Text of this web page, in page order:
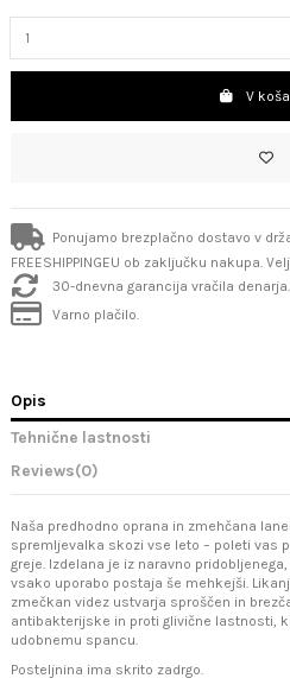
V
Ponujamo brezplačno dostavo v
FREESHIPPINGEU ob zaključku nakupa.
30-dnevna garancija vračila denarja.
Varno plačilo.
Opis
Tehnične lastnosti
Reviews(0)
Naša predhodno oprana in zmehčana
spremljevalka skozi vse leto – poleti vas
greje. Izdelana je iz naravno
vsako uporabo postaja še mehkejši.
zmečkan videz ustvarja sproščen in
antibakterijske in proti glivične lastnosti,
udobnemu spancu.
Posteljnina ima skrito zadrgo.